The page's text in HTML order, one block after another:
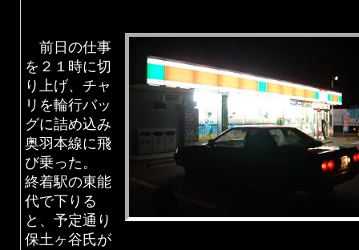
前日の仕事
を２１時に切
り上げ、チャ
リを輪行バッ
グに詰め込み
奥羽本線に飛
び乗った。
終着駅の東能
代で下りる
と、予定通り
保土ヶ谷氏が